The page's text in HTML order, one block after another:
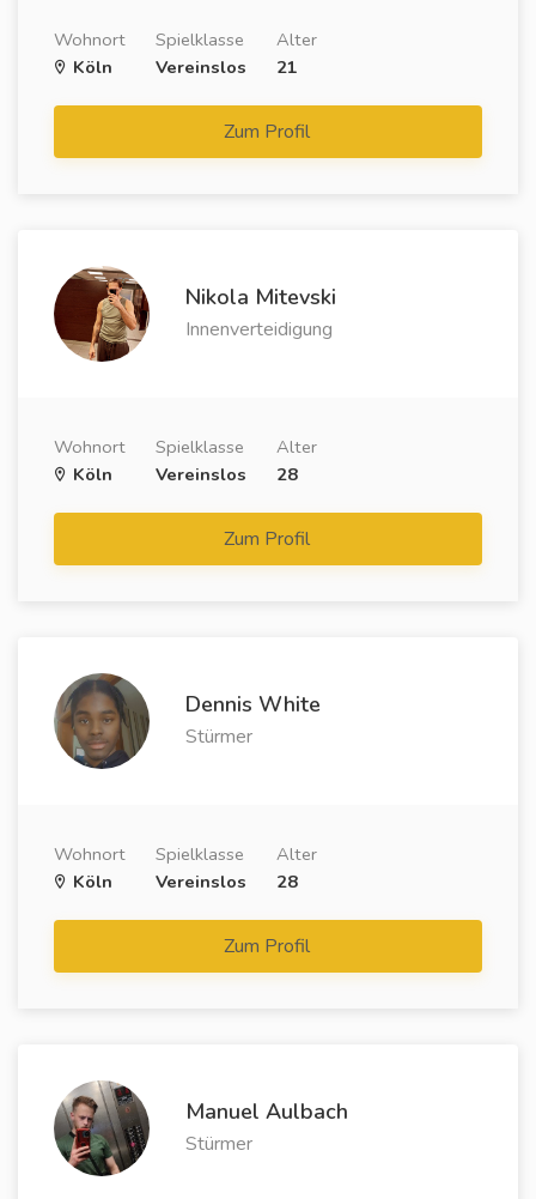
Wohnort
Köln
Spielklasse
Vereinslos
Alter
21
Zum Profil
Nikola Mitevski
Innenverteidigung
Wohnort
Köln
Spielklasse
Vereinslos
Alter
28
Zum Profil
Dennis White
Stürmer
Wohnort
Köln
Spielklasse
Vereinslos
Alter
28
Zum Profil
Manuel Aulbach
Stürmer